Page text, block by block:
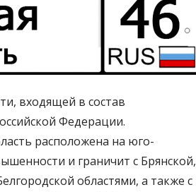
входящей в состав
Федерации.
расположена на юго-
и граничит с Брянской,
областями, а также с